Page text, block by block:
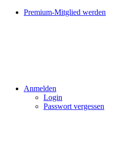
Premium-Mitglied werden
Anmelden
Login
Passwort vergessen